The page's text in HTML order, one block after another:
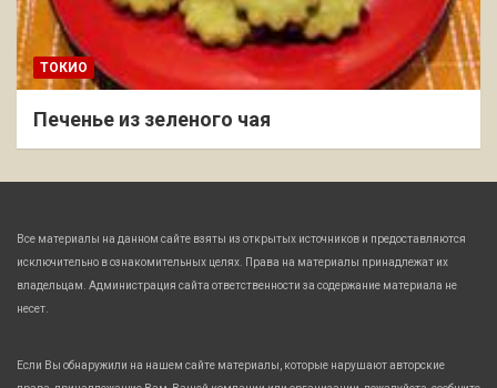
ТОКИО
Печенье из зеленого чая
Все материалы на данном сайте взяты из открытых источников и предоставляются
исключительно в ознакомительных целях. Права на материалы принадлежат их
владельцам. Администрация сайта ответственности за содержание материала не
несет.
Если Вы обнаружили на нашем сайте материалы, которые нарушают авторские